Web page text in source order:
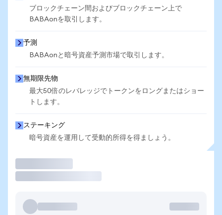
ブロックチェーン間およびブロックチェーン上で
BABAonを取引します。
予測
BABAonと暗号資産予測市場で取引します。
無期限先物
最大50倍のレバレッジでトークンをロングまたはショー
トします。
ステーキング
暗号資産を運用して受動的所得を得ましょう。